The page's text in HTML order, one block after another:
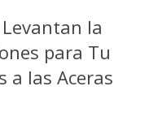
la
para Tu
a las Aceras